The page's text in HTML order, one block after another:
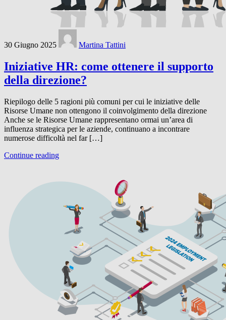
30 Giugno 2025 Martina Tattini
Iniziative HR: come ottenere il supporto
della direzione?
Riepilogo delle 5 ragioni più comuni per cui le iniziative delle
Risorse Umane non ottengono il coinvolgimento della direzione
Anche se le Risorse Umane rappresentano ormai un’area di
influenza strategica per le aziende, continuano a incontrare
numerose difficoltà nel far […]
Continue reading